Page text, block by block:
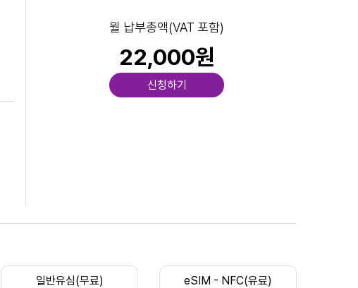
월 납부총액(VAT 포함)
22,000원
신청하기
일반유심(무료) eSIM - NFC(유료)